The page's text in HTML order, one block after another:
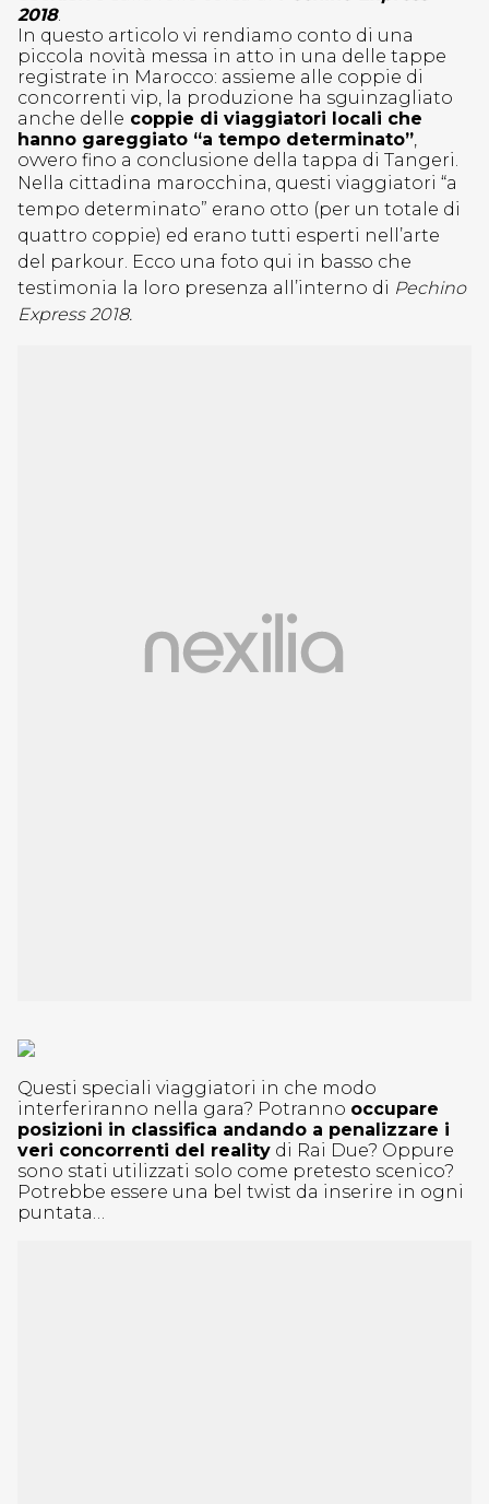
2018.
In questo articolo vi rendiamo conto di una
piccola novità messa in atto in una delle tappe
registrate in Marocco: assieme alle coppie di
concorrenti vip, la produzione ha sguinzagliato
anche delle coppie di viaggiatori locali che
hanno gareggiato “a tempo determinato”
ovvero fino a conclusione della tappa di Tangeri.
Nella cittadina marocchina, questi viaggiatori “a
tempo determinato” erano otto (per un totale di
quattro coppie) ed erano tutti esperti nell’arte
del parkour. Ecco una foto qui in basso che
testimonia la loro presenza all’interno di Pechino
Express 2018.
Questi speciali viaggiatori in che modo
interferiranno nella gara? Potranno occupare
posizioni in classifica andando a penalizzare i
veri concorrenti del reality di Rai Due? Oppure
sono stati utilizzati solo come pretesto scenico?
Potrebbe essere una bel twist da inserire in ogni
puntata…